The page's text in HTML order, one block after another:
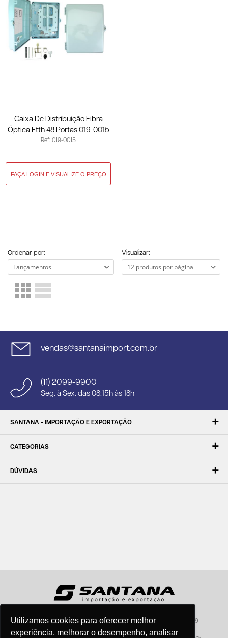
Utilizamos cookies para oferecer melhor
experiência, melhorar o desempenho, analisar
Caixa De Distribuição Fibra
Óptica Ftth 48 Portas 019-0015
Ref: 019-0015
Ordenar por: Visualizar:
vendas@santanaimport.com.br
(11) 2099-9900
Seg. à Sex. das 08:15h às 18h
SANTANA - IMPORTAÇÃO E EXPORTAÇÃO
CATEGORIAS
DÚVIDAS
Santana - Importação e Exportação - CNPJ:57.464.653/0001-49
Atendimento por telefone: dias úteis, das 08:15hs às 18:00hs